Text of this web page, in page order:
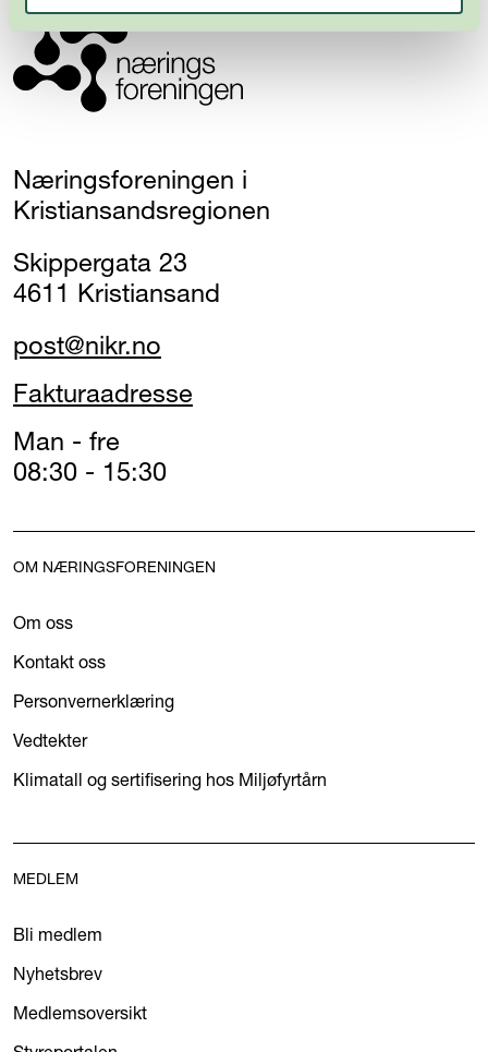
Næringsforeningen i
Kristiansandsregionen
Skippergata 23
4611 Kristiansand
post@nikr.no
Fakturaadresse
Man - fre
08:30 - 15:30
OM NÆRINGSFORENINGEN
Om oss
Kontakt oss
Personvernerklæring
Vedtekter
Klimatall og sertifisering hos Miljøfyrtårn
MEDLEM
Bli medlem
Nyhetsbrev
Medlemsoversikt